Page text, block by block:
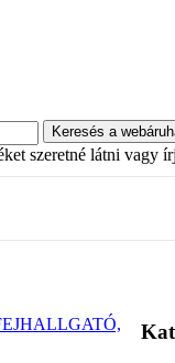
szeretné látni vagy